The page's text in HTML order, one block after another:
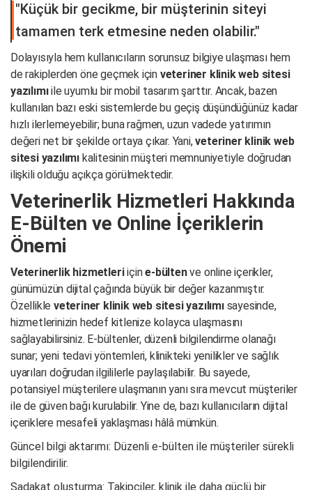
"Küçük bir gecikme, bir müşterinin siteyi
tamamen terk etmesine neden olabilir."
Dolayısıyla hem kullanıcıların sorunsuz bilgiye ulaşması hem
de rakiplerden öne geçmek için veteriner klinik web sitesi
yazılımıile uyumlu bir mobil tasarım şarttır. Ancak, bazen
kullanılan bazı eski sistemlerde bu geçiş düşündüğünüz kadar
hızlı ilerlemeyebilir; buna rağmen, uzun vadede yatırımın
değeri net bir şekilde ortaya çıkar. Yani,veteriner klinik web
sitesi yazılımı kalitesinin müşteri memnuniyetiyle doğrudan
ilişkili olduğu açıkça görülmektedir.
Veterinerlik Hizmetleri Hakkında
E-Bülten ve Online İçeriklerin
Önemi
Veterinerlik hizmetleriiçine-bültenve online içerikler,
günümüzün dijital çağında büyük bir değer kazanmıştır.
Özellikle veteriner klinik web sitesi yazılımısayesinde,
hizmetlerinizin hedef kitlenize kolayca ulaşmasını
sağlayabilirsiniz. E-bültenler, düzenli bilgilendirme olanağı
sunar; yeni tedavi yöntemleri, klinikteki yenilikler ve sağlık
uyarıları doğrudan ilgililerle paylaşılabilir. Bu sayede,
potansiyel müşterilere ulaşmanın yanı sıra mevcut müşteriler
ile de güven bağı kurulabilir. Yine de, bazı kullanıcıların dijital
içeriklere mesafeli yaklaşması hâlâ mümkün.
Güncel bilgi aktarımı: Düzenli e-bülten ile müşteriler sürekli
bilgilendirilir.
Sadakat oluşturma: Takipçiler, klinik ile daha güçlü bir